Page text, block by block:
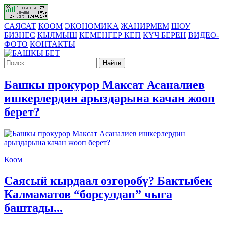
САЯСАТ КООМ ЭКОНОМИКА ЖАНИРМЕМ ШОУ
БИЗНЕС КЫЛМЫШ КЕМЕНГЕР КЕП КҮЧ БЕРЕН ВИДЕО-
ФОТО КОНТАКТЫ
Найти
Башкы прокурор Максат Асаналиев
ишкерлердин арыздарына качан жооп
берет?
Коом
Саясый кырдаал өзгөрөбү? Бактыбек
Калмаматов “борсулдап” чыга
баштады...